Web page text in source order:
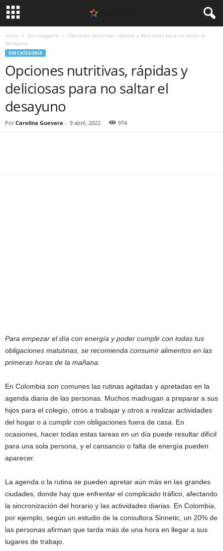
Inicio Sin categoría
Opciones nutritivas, rápidas y deliciosas para no saltar el
desayuno
SIN CATEGORÍA
Opciones nutritivas, rápidas y
deliciosas para no saltar el
desayuno
Por Carolina Guevara - 9 abril, 2022 974
Para empezar el día con energía y poder cumplir con todas tus
obligaciones matutinas, se recomienda consumir alimentos en las
primeras horas de la mañana.
En Colombia son comunes las rutinas agitadas y apretadas en la
agenda diaria de las personas. Muchos madrugan a preparar a sus
hijos para el colegio, otros a trabajar y otros a realizar actividades
del hogar o a cumplir con obligaciones fuera de casa. En
ocasiones, hacer todas estas tareas en un día puede resultar difícil
para una sola persona, y el cansancio o falta de energía pueden
aparecer.
La agenda o la rutina se pueden apretar aún más en las grandes
ciudades, donde hay que enfrentar el complicado tráfico, afectando
la sincronización del horario y las actividades diarias. En Colombia,
por ejemplo, según un estudio de la consultora Sinnetic, un 20% de
las personas afirman que tarda más de una hora en llegar a sus
lugares de trabajo.